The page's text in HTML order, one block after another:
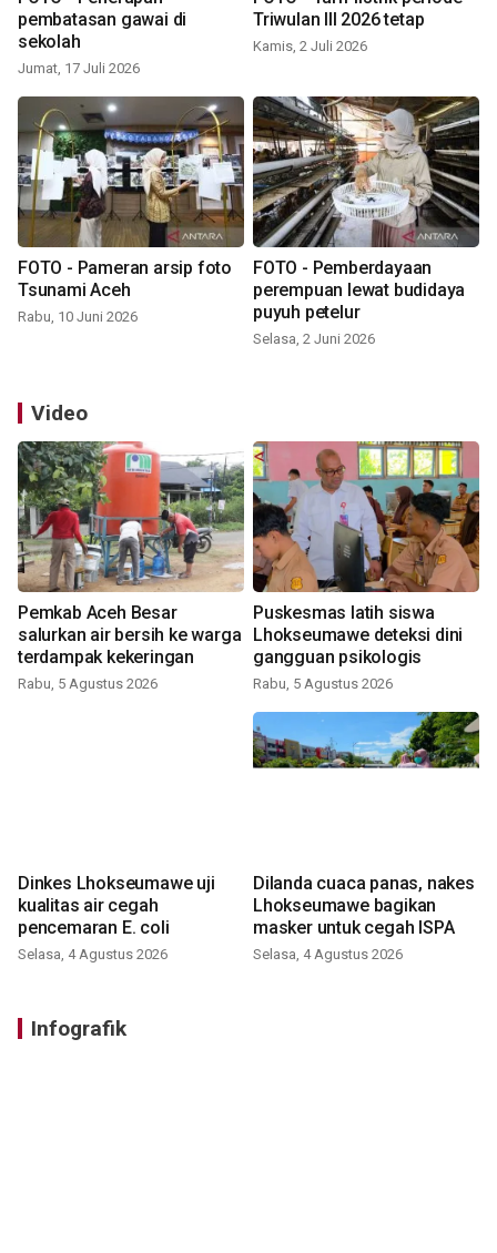
pembatasan gawai di
sekolah
Jumat, 17 Juli 2026
Triwulan III 2026 tetap
Kamis, 2 Juli 2026
FOTO - Pameran arsip foto
Tsunami Aceh
Rabu, 10 Juni 2026
FOTO - Pemberdayaan
perempuan lewat budidaya
puyuh petelur
Selasa, 2 Juni 2026
Video
Pemkab Aceh Besar
salurkan air bersih ke warga
terdampak kekeringan
Rabu, 5 Agustus 2026
Puskesmas latih siswa
Lhokseumawe deteksi dini
gangguan psikologis
Rabu, 5 Agustus 2026
Dinkes Lhokseumawe uji
kualitas air cegah
pencemaran E. coli
Selasa, 4 Agustus 2026
Dilanda cuaca panas, nakes
Lhokseumawe bagikan
masker untuk cegah ISPA
Selasa, 4 Agustus 2026
Infografik